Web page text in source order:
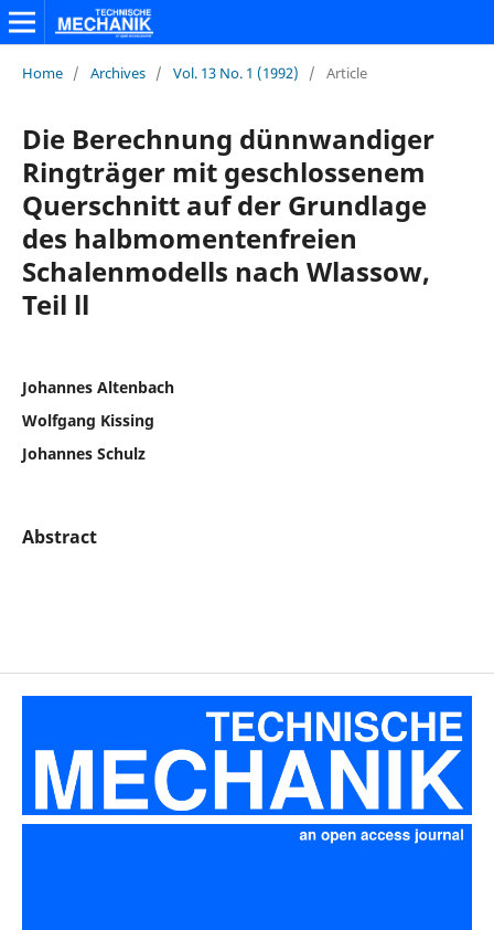
Home / Archives / Vol. 13 No. 1 (1992) / Article
Die Berechnung dünnwandiger
Ringträger mit geschlossenem
Querschnitt auf der Grundlage
des halbmomentenfreien
Schalenmodells nach Wlassow,
Teil ll
Johannes Altenbach
Wolfgang Kissing
Johannes Schulz
Abstract